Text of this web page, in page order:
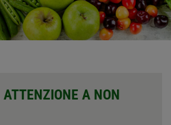
A NON